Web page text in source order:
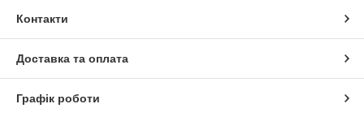
Контакти
Доставка та оплата
Графік роботи